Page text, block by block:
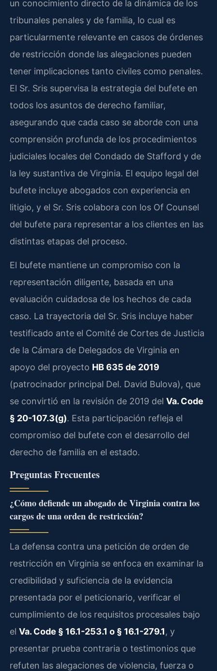
un conocimiento directo de la dinámica de los
tribunales penales y de familia, lo cual es
particularmente relevante en casos de órdenes
de restricción donde las alegaciones pueden
tener implicaciones tanto civiles como penales.
El Sr. Sris supervisa la estrategia del bufete en
todos los asuntos de derecho familiar,
asegurando que cada caso se aborde con una
comprensión profunda de los procedimientos
judiciales locales del Condado de Stafford y de
la ley sustantiva de Virginia. El equipo legal del
bufete incluye abogados con experiencia en
litigio, y el Sr. Sris colabora con los Of Counsel
del bufete para representar a los clientes en las
distintas etapas del proceso.
El bufete mantiene un compromiso con la
representación diligente, basada en una
evaluación cuidadosa de los hechos de cada
caso. La trayectoria del Sr. Sris incluye haber
testificado ante el Comité de Cortes de Justicia
de la Cámara de Delegados de Virginia en
apoyo del proyecto HB 635 de 2019
(patrocinador principal Del. David Bulova), que
se convirtió en la revisión de 2019 del Va. Code
§ 20-107.3(g). Esta participación refleja el
compromiso del bufete con el desarrollo del
derecho de familia en el estado.
Preguntas Frecuentes
¿Cómo defiende un abogado de Virginia contra los
cargos de una orden de restricción?
La defensa contra una petición de orden de
restricción en Virginia se enfoca en examinar la
credibilidad y suficiencia de la evidencia
presentada por el peticionario, verificar el
cumplimiento de los requisitos procesales bajo
el Va. Code § 16.1-253.1 o § 16.1-279.1, y
presentar prueba contraria o testimonios que
refuten las alegaciones de violencia, fuerza o